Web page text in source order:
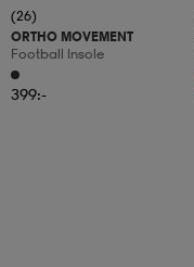
(26)
ORTHO MOVEMENT
Football Insole
399:-